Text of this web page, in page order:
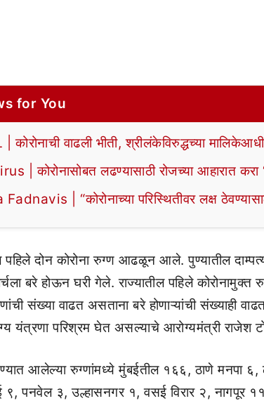
for You
वाढली भीती, श्रीलंकेविरुद्धच्या
| कोरोनासोबत लढण्यासाठी रोजच्या आहारात करा
| “कोरोनाच्या परिस्थितीवर लक्ष
पहिले दोन कोरोना रुग्ण आढळून आले. पुण्यातील
बरे होऊन घरी गेले. राज्यातील पहिले
संख्या वाढत असताना बरे होणाऱ्यांची संख्याही
यंत्रणा परिश्रम घेत असल्याचे आरोग्यमंत्री राजेश
आलेल्या रुग्णांमध्ये मुंबईतील १६६, ठाणे मनपा ६,
९, पनवेल ३, उल्हासनगर १, वसई विरार २, नागपूर